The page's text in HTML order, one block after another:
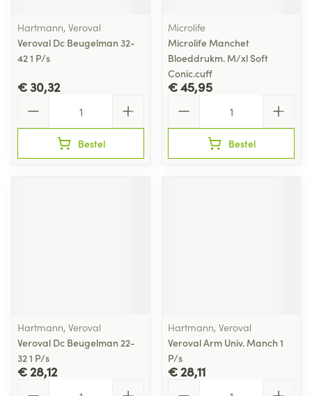
Hartmann, Veroval
Veroval Dc Beugelman 32-
42 1 P/s
€ 30,32
Bestel
Microlife
Microlife Manchet
Bloeddrukm. M/xl Soft
Conic.cuff
€ 45,95
Bestel
Hartmann, Veroval
Veroval Dc Beugelman 22-
32 1 P/s
€ 28,12
Hartmann, Veroval
Veroval Arm Univ. Manch 1
P/s
€ 28,11